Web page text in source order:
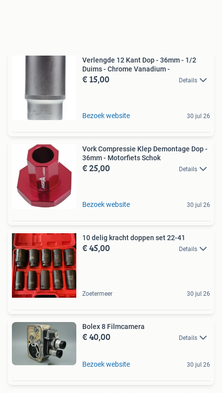
Verlengde 12 Kant Dop - 36mm - 1/2
Duims - Chrome Vanadium -
€ 15,00 Details
Bezoek website 30 jul 26
Vork Compressie Klep Demontage Dop -
36mm - Motorfiets Schok
€ 25,00 Details
Bezoek website 30 jul 26
10 delig kracht doppen set 22-41
€ 45,00 Details
Zoetermeer 30 jul 26
Bolex 8 Filmcamera
€ 40,00 Details
Bezoek website 30 jul 26